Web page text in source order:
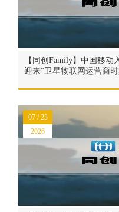
【同创Family】中国移
迎来“卫星物联网运营商
07 / 23
2026